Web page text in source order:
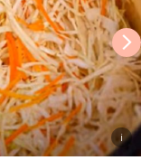
i